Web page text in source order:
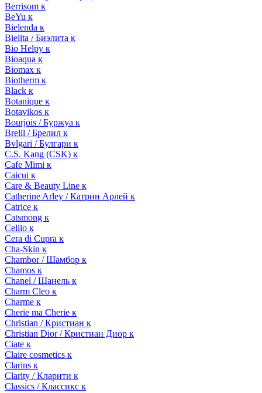
Berrisom к
BeYu к
Bielenda к
Bielita / Биэлита к
Bio Helpy к
Bioaqua к
Biomax к
Biotherm к
Black к
Botanique к
Botavikos к
Bourjois / Буржуа к
Brelil / Брелил к
Bvlgari / Булгари к
C.S. Kang (CSK) к
Cafe Mimi к
Caicui к
Care & Beauty Line к
Catherine Arley / Катрин Арлей к
Catrice к
Catsmong к
Cellio к
Cera di Cupra к
Cha-Skin к
Chambor / Шамбор к
Chamos к
Chanel / Шанель к
Charm Cleo к
Charme к
Cherie ma Cherie к
Christian / Кристиан к
Christian Dior / Кристиан Диор к
Ciate к
Claire cosmetics к
Clarins к
Clarity / Кларити к
Classics / Классикс к